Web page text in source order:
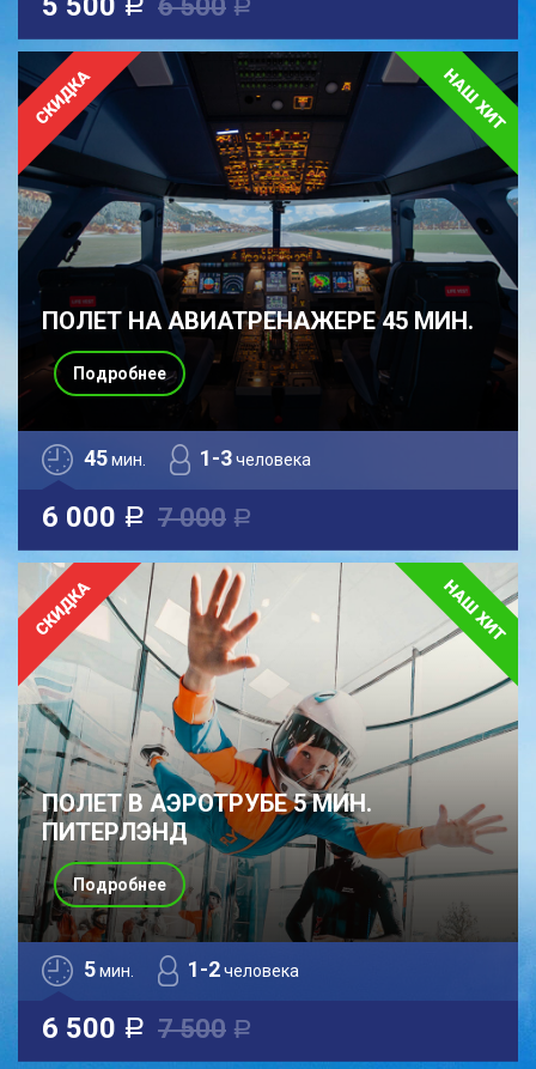
a 6 500 a
ПОЛЕТ НА АВИАТРЕНАЖЕРЕ 45 МИН.
45мин. 1-3человека
6 000 a 7 000 a
Подробнее
ПОЛЕТ В АЭРОТРУБЕ 5 МИН.
ПИТЕРЛЭНД
5мин. 1-2человека
6 500 a 7 500 a
Подробнее